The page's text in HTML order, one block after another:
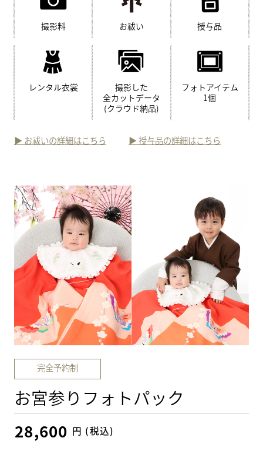
撮影料 お祓い 授与品
レンタル衣裳
撮影した
全カットデータ
(クラウド納品)
フォトアイテム
1個
▶︎ お祓いの詳細はこちら ▶︎ 授与品の詳細はこちら
完全予約制
お宮参りフォトパック
28,600 円 (税込)